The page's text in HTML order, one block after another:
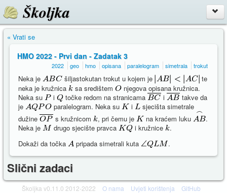
Školjka
« Vrati se
HMO 2022 - Prvi dan - Zadatak 3
2022 geo hmo opisana paralelogram simetrala trokut
Neka je šiljastokutan trokut u kojem je
te
neka je kružnica
sa središtem
njegova opisana kružnica.
Neka su
i točke redom na stranicama i
takve da
je
paralelogram. Neka su i
sjecišta simetrale
dužine
s kružnicom , pri čemu je na kraćem luku
.
Neka je
drugo sjecište pravca i kružnice
.
Dokaži da točka
pripada simetrali kuta .
Slični zadaci
Školjka v0.11.0 2012-2022 O nama Uvjeti korištenja GitHub